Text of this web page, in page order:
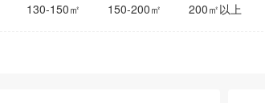
130-150㎡ 150-200㎡ 200㎡以上